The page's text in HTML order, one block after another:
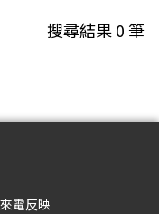
搜尋結果0筆
電反映